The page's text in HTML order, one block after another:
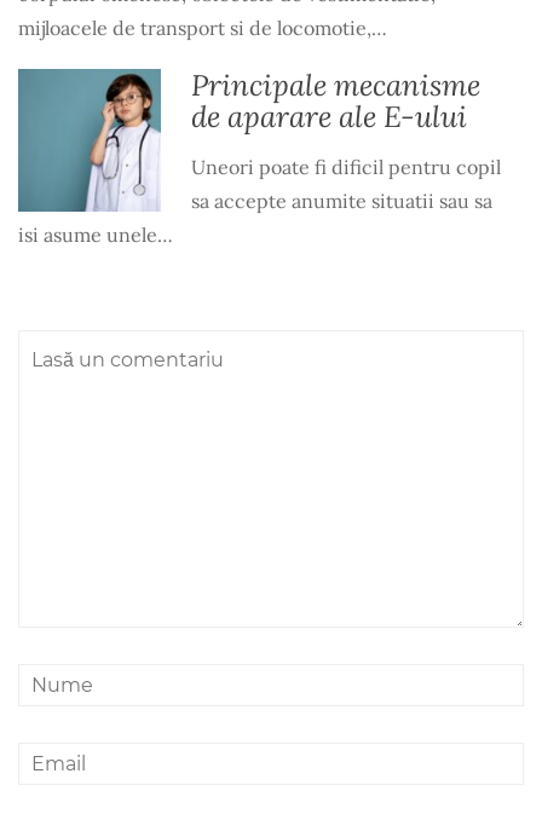
mijloacele de transport si de locomotie,…
Principale mecanisme
de aparare ale E-ului
Uneori poate fi dificil pentru copil
sa accepte anumite situatii sau sa
isi asume unele…